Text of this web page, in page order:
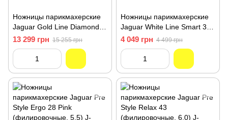
Ножницы парикмахерские
Jaguar Gold Line Diamond E
39 (филировочные, 5.5) J-
21555
13 299 грн 15 255 грн
Ножницы парикмахерские
Jaguar White Line Smart 39
(филировочные, 5.5) J-
43155
4 049 грн 4 499 грн